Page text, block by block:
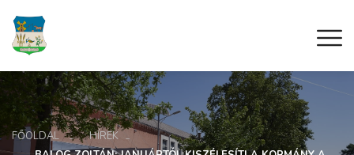
FŐOLDAL
HÍREK